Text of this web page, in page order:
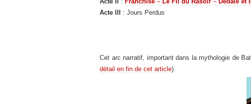
Acte III
: Jours Perdus
Cet arc narratif, important dans la mythologie de
détail en fin de cet article).